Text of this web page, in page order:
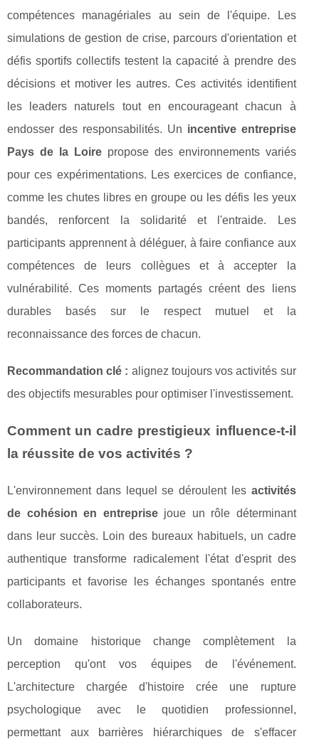
compétences managériales au sein de l'équipe. Les
simulations de gestion de crise, parcours d'orientation et
défis sportifs collectifs testent la capacité à prendre des
décisions et motiver les autres. Ces activités identifient
les leaders naturels tout en encourageant chacun à
endosser des responsabilités. Un incentive entreprise
Pays de la Loirepropose des environnements variés
pour ces expérimentations. Les exercices de confiance,
comme les chutes libres en groupe ou les défis les yeux
bandés, renforcent la solidarité et l'entraide. Les
participants apprennent à déléguer, à faire confiance aux
compétences de leurs collègues et à accepter la
vulnérabilité. Ces moments partagés créent des liens
durables basés sur le respect mutuel et la
reconnaissance des forces de chacun.
Recommandation clé : alignez toujours vos activités sur
des objectifs mesurables pour optimiser l'investissement.
Comment un cadre prestigieux influence-t-il
la réussite de vos activités ?
L'environnement dans lequel se déroulent les activités
de cohésion en entreprisejoue un rôle déterminant
dans leur succès. Loin des bureaux habituels, un cadre
authentique transforme radicalement l'état d'esprit des
participants et favorise les échanges spontanés entre
collaborateurs.
Un domaine historique change complètement la
perception qu'ont vos équipes de l'événement.
L'architecture chargée d'histoire crée une rupture
psychologique avec le quotidien professionnel,
permettant aux barrières hiérarchiques de s'effacer